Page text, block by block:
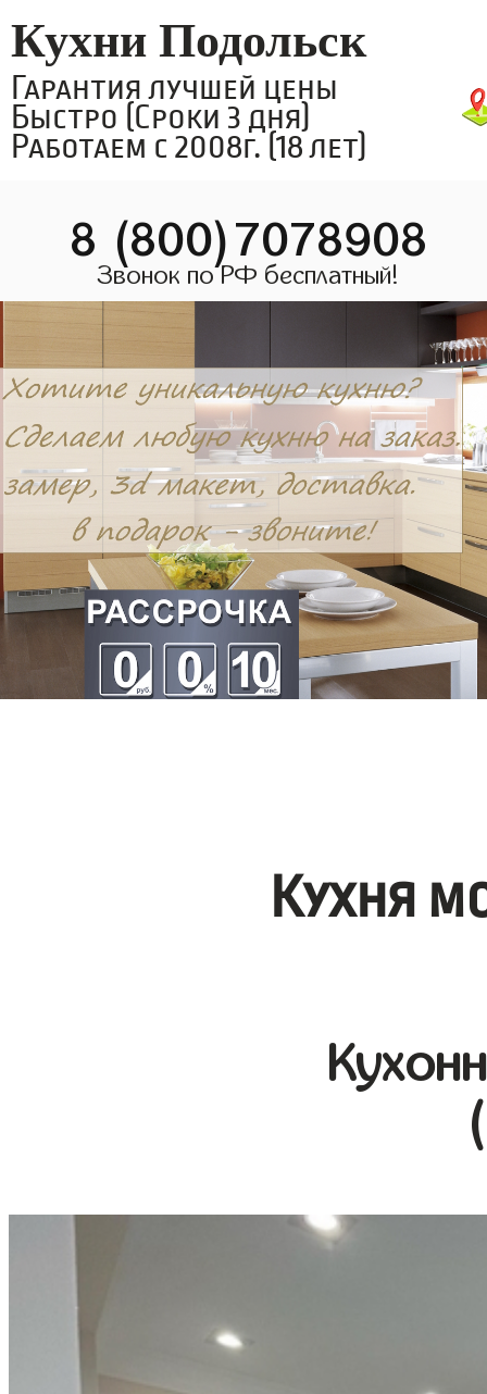
Кухни Подольск
Гарантия лучшей цены
Быстро (Сроки 3 дня)
Работаем с 2008г. (18 лет)
8 (800)7078908
Звонок по РФ бесплатный!
Кухня